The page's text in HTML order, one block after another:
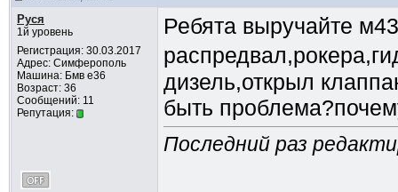
Руся
1й уровень
Регистрация: 30.03.2017
Адрес: Симферополь
Машина: Бмв е36
Возраст: 36
Сообщений: 11
Репутация:
Ребята выручайте
дизель,открыл
быть
Последний раз